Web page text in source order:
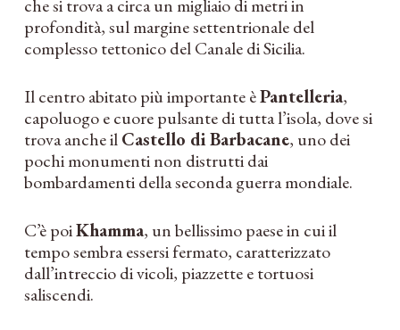
che si trova a circa un migliaio di metri in
profondità, sul margine settentrionale del
complesso tettonico del Canale di Sicilia.
Il centro abitato più importante èPantelleria,
capoluogo e cuore pulsante di tutta l’isola, dove si
trova anche ilCastello di Barbacane, uno dei
pochi monumenti non distrutti dai
bombardamenti della seconda guerra mondiale.
C’è poiKhamma, un bellissimo paese in cui il
tempo sembra essersi fermato, caratterizzato
dall’intreccio di vicoli, piazzette e tortuosi
saliscendi.